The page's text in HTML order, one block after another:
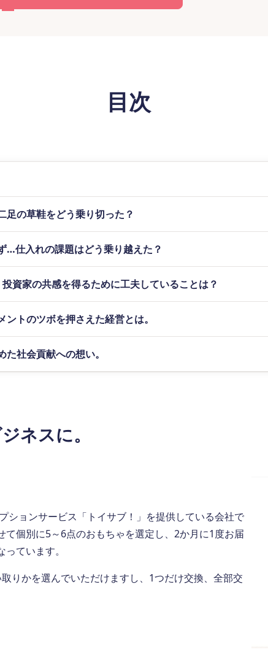
目次
足の草鞋をどう乗り切った？
…仕入れの課題はどう乗り越えた？
資家の共感を得るために工夫していることは？
トのツボを押さえた経営とは。
た社会貢献への想い。
ネスに。
ションサービス「トイサブ！」を提供している会社で
個別に5～6点のおもちゃを選定し、2か月に1度お届
ています。
りかを選んでいただけますし、1つだけ交換、全部交